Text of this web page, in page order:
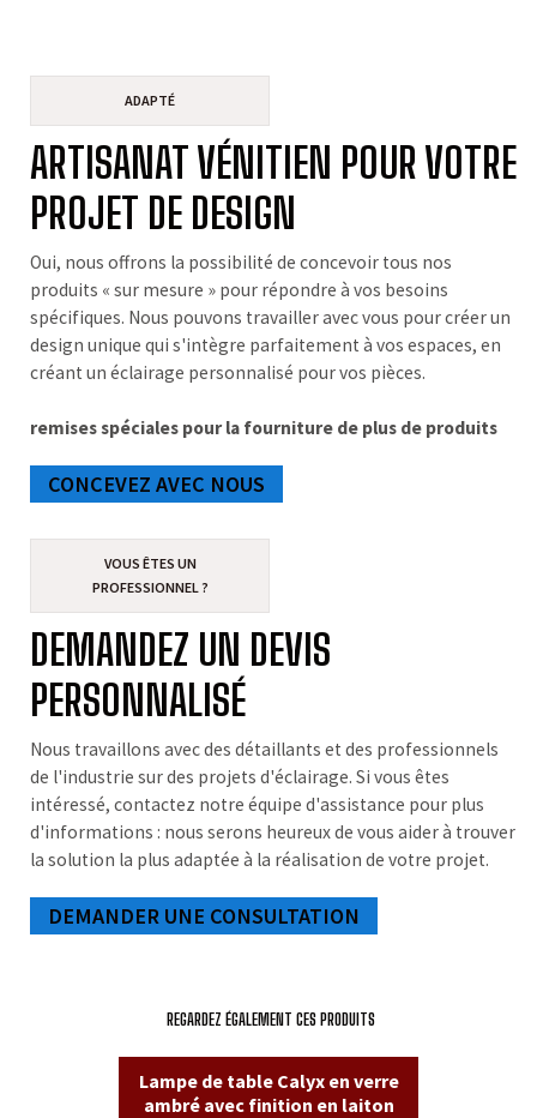
ADAPTÉ
ARTISANAT VÉNITIEN POUR VOTRE
PROJET DE DESIGN
Oui, nous offrons la possibilité de concevoir tous nos
produits « sur mesure » pour répondre à vos besoins
spécifiques. Nous pouvons travailler avec vous pour créer un
design unique qui s'intègre parfaitement à vos espaces, en
créant un éclairage personnalisé pour vos pièces.
remises spéciales pour la fourniture de plus de produits
CONCEVEZ AVEC NOUS
VOUS ÊTES UN
PROFESSIONNEL ?
DEMANDEZ UN DEVIS
PERSONNALISÉ
Nous travaillons avec des détaillants et des professionnels
de l'industrie sur des projets d'éclairage. Si vous êtes
intéressé, contactez notre équipe d'assistance pour plus
d'informations : nous serons heureux de vous aider à trouver
la solution la plus adaptée à la réalisation de votre projet.
DEMANDER UNE CONSULTATION
REGARDEZ ÉGALEMENT CES PRODUITS
Lampe de table Calyx en verre
ambré avec finition en laiton